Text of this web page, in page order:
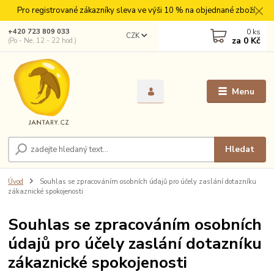
Pro registrované zákazníky sleva ve výši 10 % na objednané zboží.
Menu
CZK
Hledat
+420 723 809 033
(Po - Ne, 12 - 22 hod.)
0 ks
za 0 Kč
Úvod
Souhlas se zpracováním osobních údajů pro účely zaslání dotazníku
zákaznické spokojenosti
Souhlas se zpracováním osobních
údajů pro účely zaslání dotazníku
zákaznické spokojenosti